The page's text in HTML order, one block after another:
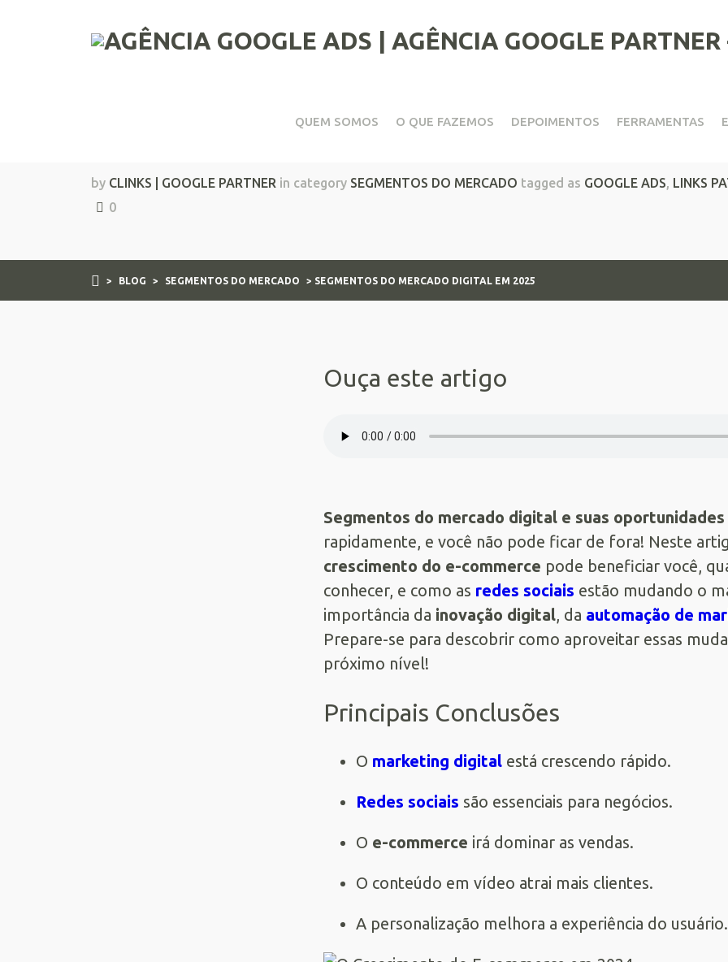
QUEM SOMOS O QUE FAZEMOS DEPOIMENTOS FERRAMENTAS
Segmentos do mercado digital em 2025
by CLINKS | GOOGLE PARTNER in category SEGMENTOS DO MERCADO tagged as GOOGLE ADS, LINKS
0
> BLOG > SEGMENTOS DO MERCADO > SEGMENTOS DO MERCADO DIGITAL EM 2025
Ouça este artigo
Segmentos do mercado digital e suas oportunidades
rapidamente, e você não pode ficar de fora! Neste
crescimento do e-commerce pode beneficiar você,
conhecer, e como as redes sociais estão mudando o
importância da inovação digital, da automação de
Prepare-se para descobrir como aproveitar essas
próximo nível!
Principais Conclusões
O marketing digitalestá crescendo rápido.
Redes sociais são essenciais para negócios.
O e-commerce irá dominar as vendas.
O conteúdo em vídeo atrai mais clientes.
A personalização melhora a experiência do usuário.